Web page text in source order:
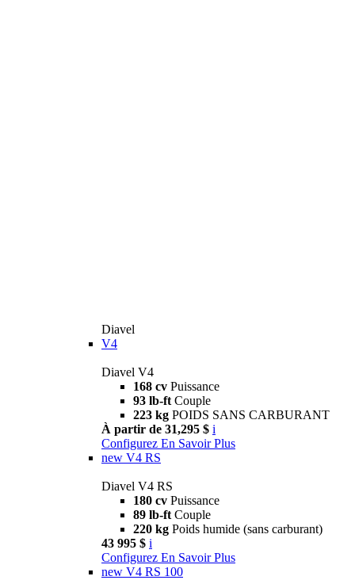
Diavel
V4
Diavel V4
168 cv Puissance
93 lb-ft Couple
223 kg POIDS SANS CARBURANT
À partir de 31,295 $ i
Configurez En Savoir Plus
new V4 RS
Diavel V4 RS
180 cv Puissance
89 lb-ft Couple
220 kg Poids humide (sans carburant)
43 995 $ i
Configurez En Savoir Plus
new V4 RS 100